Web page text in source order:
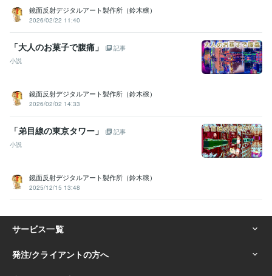
鏡面反射デジタルアート製作所（鈴木穣）
2026/02/22 11:40
「大人のお菓子で腹痛」
記事
小説
鏡面反射デジタルアート製作所（鈴木穣）
2026/02/02 14:33
「弟目線の東京タワー」
記事
小説
鏡面反射デジタルアート製作所（鈴木穣）
2025/12/15 13:48